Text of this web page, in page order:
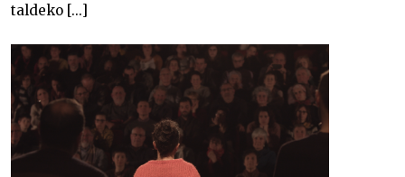
taldeko [...]